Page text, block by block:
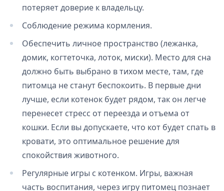
потеряет доверие к владельцу.
Соблюдение режима кормления.
Обеспечить личное пространство (лежанка,
домик, когтеточка, лоток, миски). Место для сна
должно быть выбрано в тихом месте, там, где
питомца не станут беспокоить. В первые дни
лучше, если котенок будет рядом, так он легче
перенесет стресс от переезда и отъема от
кошки. Если вы допускаете, что кот будет спать в
кровати, это оптимальное решение для
спокойствия животного.
Регулярные игры с котенком. Игры, важная
часть воспитания, через игру питомец познает